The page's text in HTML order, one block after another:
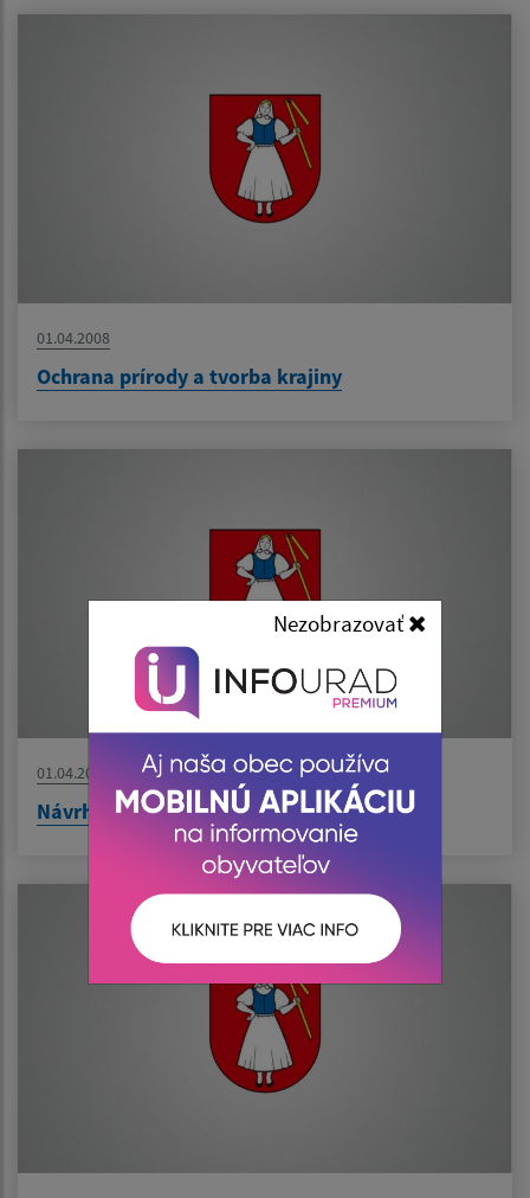
Nezobrazovať
01.04.2008
Ochrana prírody a tvorba krajiny
01.04.2008
Návrh energetiky